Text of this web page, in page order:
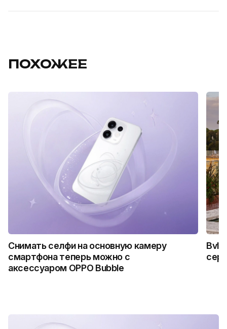
ПОХОЖЕЕ
Снимать селфи на основную камеру
смартфона теперь можно с
аксессуаром OPPO Bubble